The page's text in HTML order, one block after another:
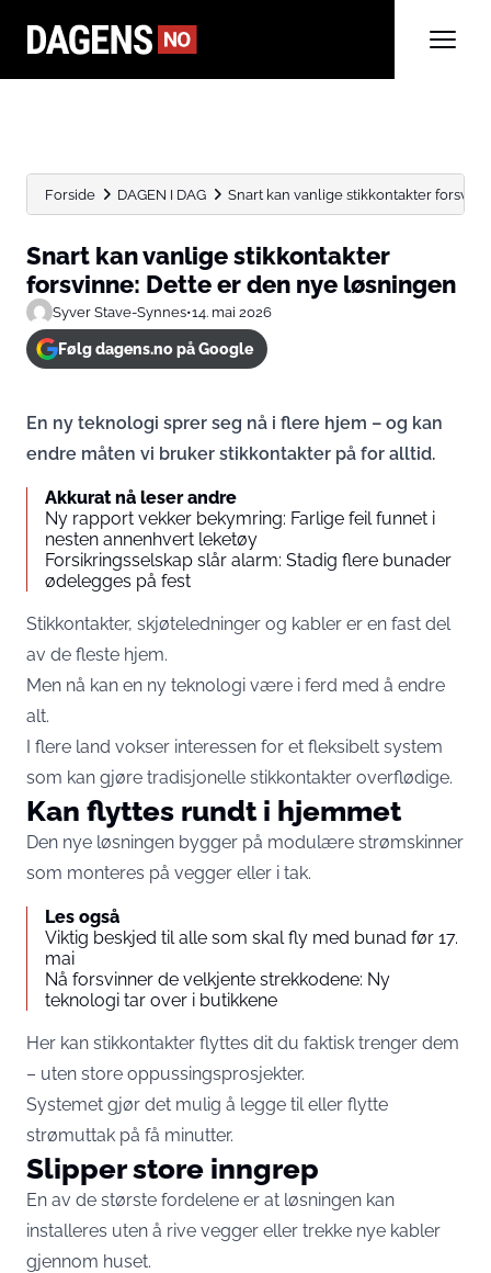
Forside DAGEN I DAG Snart kan vanlige stikkontakter
Snart kan vanlige stikkontakter
forsvinne: Dette er den nye løsningen
Syver Stave-Synnes•14. mai 2026
Følg dagens.no på Google
En ny teknologi sprer seg nå i flere hjem – og kan
endre måten vi bruker stikkontakter på for alltid.
Akkurat nå leser andre
Ny rapport vekker bekymring: Farlige feil funnet i
nesten annenhvert leketøy
Forsikringsselskap slår alarm: Stadig flere bunader
ødelegges på fest
Stikkontakter, skjøteledninger og kabler er en fast del
av de fleste hjem.
Men nå kan en ny teknologi være i ferd med å endre
alt.
I flere land vokser interessen for et fleksibelt system
som kan gjøre tradisjonelle stikkontakter overflødige.
Kan flyttes rundt i hjemmet
Den nye løsningen bygger på modulære strømskinner
som monteres på vegger eller i tak.
Les også
Viktig beskjed til alle som skal fly med bunad før 17.
mai
Nå forsvinner de velkjente strekkodene: Ny
teknologi tar over i butikkene
Her kan stikkontakter flyttes dit du faktisk trenger dem
– uten store oppussingsprosjekter.
Systemet gjør det mulig å legge til eller flytte
strømuttak på få minutter.
Slipper store inngrep
En av de største fordelene er at løsningen kan
installeres uten å rive vegger eller trekke nye kabler
gjennom huset.